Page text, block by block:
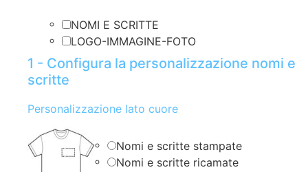
NOMI E SCRITTE
LOGO-IMMAGINE-FOTO
1 - Configura la personalizzazione nomi e
scritte
Personalizzazione lato cuore
Nomi e scritte stampate
Nomi e scritte ricamate